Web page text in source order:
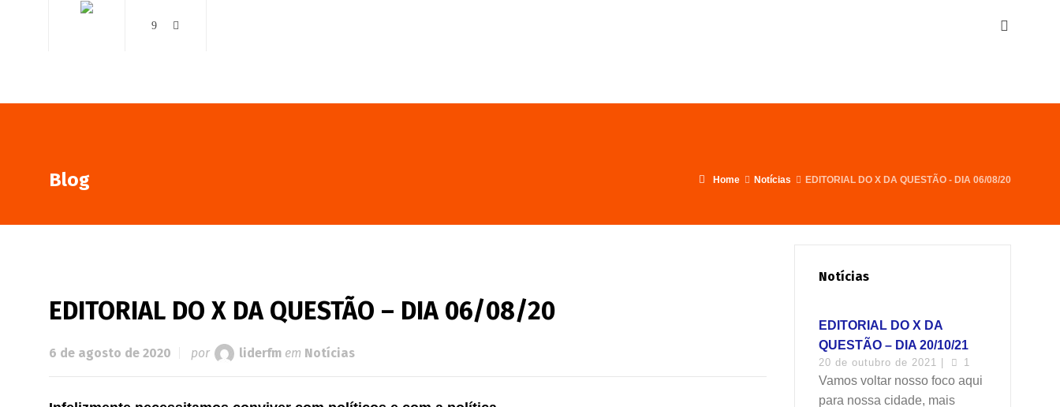
Blog Home Notícias EDITORIAL DO X DA QUESTÃO - DIA 06/08/20
EDITORIAL DO X DA QUESTÃO – DIA 06/08/20
6 de agosto de 2020 por liderfm em Notícias
Notícias
EDITORIAL DO X DA
QUESTÃO – DIA 20/10/21
20 de outubro de 2021 | 1
Vamos voltar nosso foco aqui
para nossa cidade, mais